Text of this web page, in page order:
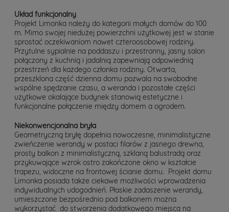
Układ funkcjonalny
Projekt Limonka należy do kategorii małych domów do 100
m. Mimo swojej niedużej powierzchni użytkowej jest w stanie
sprostać oczekiwaniom nawet czteroosobowej rodziny.
Przytulne sypialnie na poddaszu i przestronny, jasny salon
połączony z kuchnią i jadalnią zapewniają odpowiednią
przestrzeń dla każdego członka rodziny. Otwarta,
przeszklona część dzienna domu pozwala na swobodne
wspólne spędzanie czasu, a weranda i pozostałe części
użytkowe okalające budynek stanowią estetyczne i
funkcjonalne połączenie między domem a ogrodem.
Niekonwencjonalna bryła
Geometryczną bryłę dopełnia nowoczesne, minimalistyczne
zwieńczenie werandy w postaci filarów z jasnego drewna,
prosty balkon z minimalistyczną, szklaną balustradą oraz
przykuwające wzrok ostro zakończone okno w kształcie
trapezu, widoczne na frontowej ścianie domu. Projekt domu
Limonka posiada także ciekawe możliwości wprowadzenia
indywidualnych udogodnień. Płaskie zadaszenie werandy,
umieszczone bezpośrednio pod balkonem można
wykorzystać do stworzenia dodatkowego miejsca na